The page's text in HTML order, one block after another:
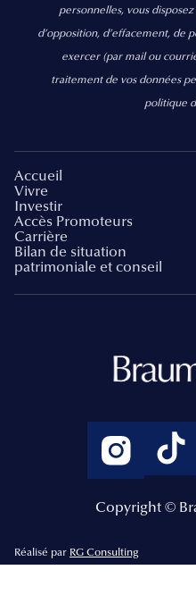
personnelles, vous
d’opposition, d’effacement, de
exercer (par mail ou
traitement de vos données
politique
Accueil
Vivre
Investir
Accès Promoteurs
Carrière
Bilan de situation
patrimoniale et conseil
Copyright ©
Réalisé par RG Consulting